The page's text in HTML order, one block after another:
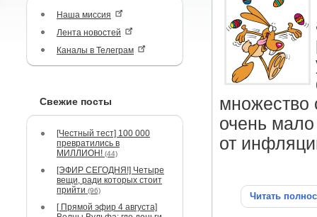
Наша миссия
Лента новостей
Каналы в Телеграм
Свежие посты
[Честный тест] 100 000
превратились в
МИЛЛИОН! (44)
[ЭФИР СЕГОДНЯ!] Четыре
вещи, ради которых стоит
прийти (96)
[ Прямой эфир 4 августа]
множество
очень мало
от
Читать